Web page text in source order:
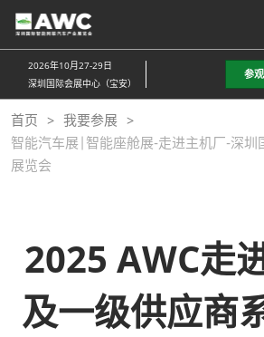
直
接
跳
至
内
容
2026年10月27-29日
深圳国际会展中心（宝安）
参
首页
我要参展
智能汽车展|智能座舱展-走进主机厂-深圳
展览会
2025 AWC走
及一级供应商